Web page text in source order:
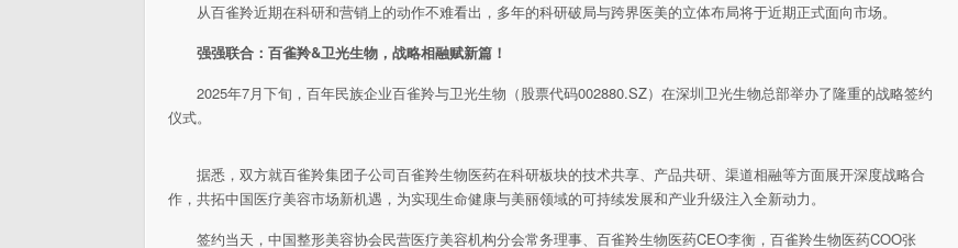
从百雀羚近期在科研和营销上的动作不难看出，多年的科研破局与跨界医美的立体布局将于近期正式面向市场。
强强联合：百雀羚&卫光生物，战略相融赋新篇！
2025年7月下旬， 百年民族企业百雀羚与卫光生物（股票代码002880.SZ）在深圳卫光生物总部举办了隆重的战略签约
仪式。
据悉，双方就百雀羚集团子公司百雀羚生物医药在科研板块的技术共享、产品共研、渠道相融等方面展开深度战略合
作，共拓中国医疗美容市场新机遇，为实现生命健康与美丽领域的可持续发展和产业升级注入全新动力。
签约当天， 中国整形美容协会民营医疗美容机构分会常务理事、百雀羚生物医药CEO李衡，百雀羚生物医药COO张